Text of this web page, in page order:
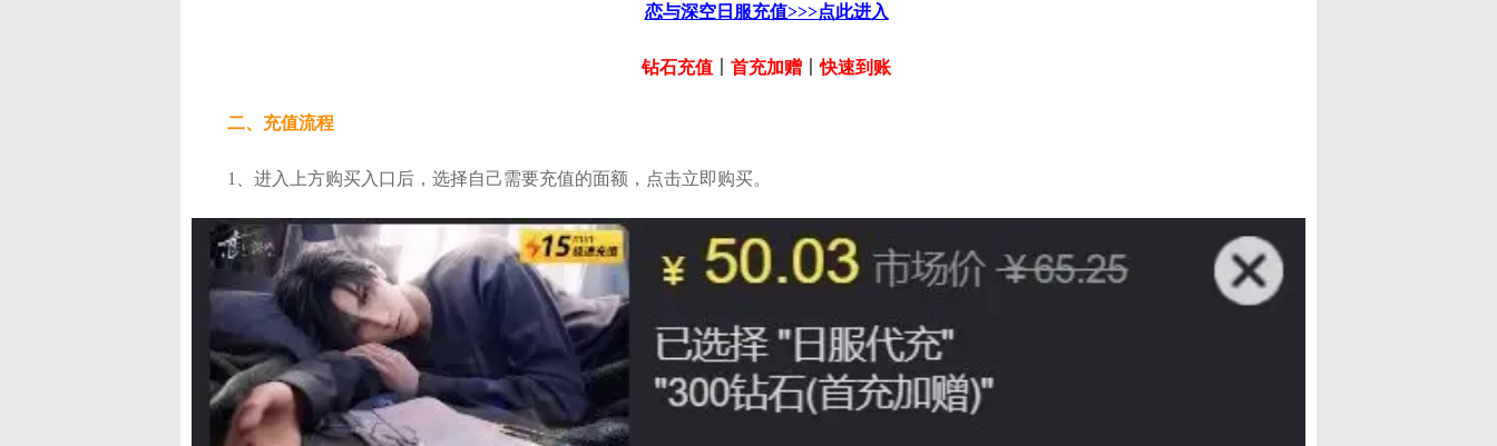
恋与深空日服充值>>>点此进入
钻石充值 首充加赠 丨快速到账
二、充值流程
1、进入上方购买入口后，选择自己需要充值的面额，点击立即购买。